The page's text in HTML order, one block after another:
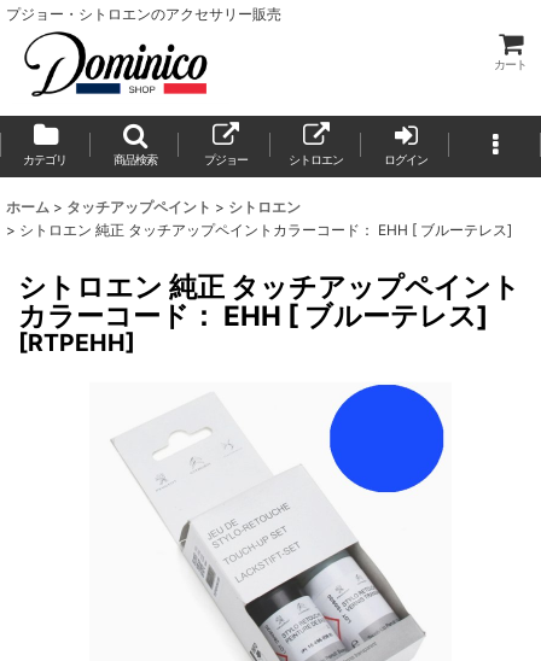
プジョー・シトロエンのアクセサリー販売
カート
カテゴリ 商品検索 プジョー シトロエン ログイン
ホーム > タッチアップペイント > シトロエン
> シトロエン 純正 タッチアップペイントカラーコード： EHH [ ブルーテレス]
シトロエン 純正 タッチアップペイント
カラーコード： EHH [ ブルーテレス]
[RTPEHH]